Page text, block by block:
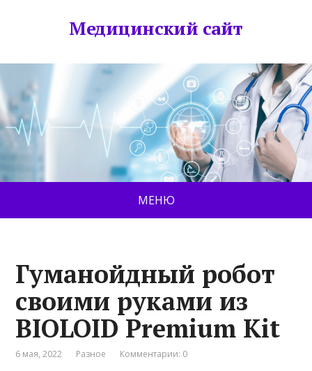
Медицинский сайт
МЕНЮ
Гуманойдный робот
своими руками из
BIOLOID Premium Kit
6 мая, 2022 Разное Комментарии: 0